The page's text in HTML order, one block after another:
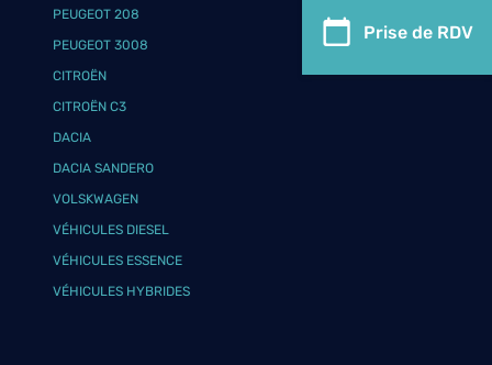
Prise de RDV
PEUGEOT 208
PEUGEOT 3008
CITROËN
CITROËN C3
DACIA
DACIA SANDERO
VOLSKWAGEN
VÉHICULES DIESEL
VÉHICULES ESSENCE
VÉHICULES HYBRIDES